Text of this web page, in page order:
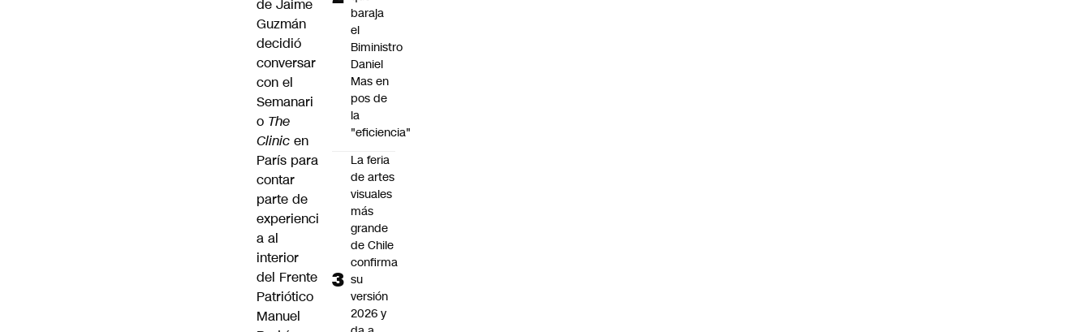
de Jaime
Guzmán
decidió
conversar
con el
Semanari
o The
Clinic en
París para
contar
parte de
experienci
a al
interior
del Frente
Patriótico
Manuel
baraja
el
Biministro
Daniel
Mas en
pos de
la
"eficiencia"
La feria
de artes
visuales
más
grande
de Chile
confirma
su
versión
2026 y